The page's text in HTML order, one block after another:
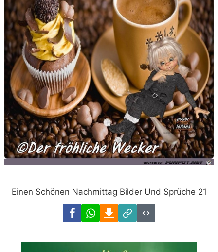
Einen Schönen Nachmittag Bilder Und Sprüche 21
FacebookWhatsAppDownload
Link
Code